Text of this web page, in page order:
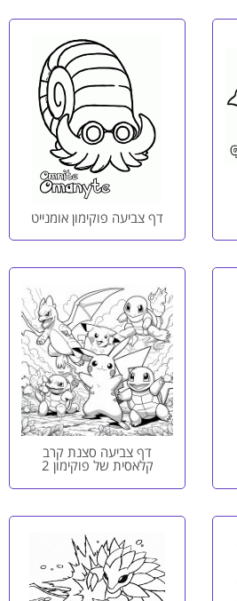
דף צביעה פוקימון אומנייט
דף צביעה סצנת קרב
קלאסית של פוקימון 2